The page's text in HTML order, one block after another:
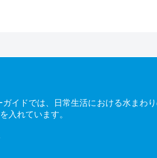
イドでは、日常生活における水まわ
入れています。